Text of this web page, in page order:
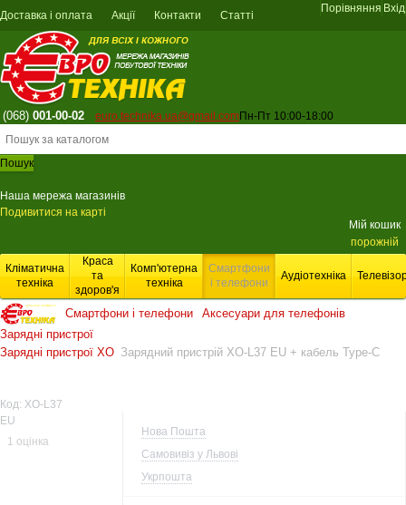
Доставка і оплата Акції Контакти Статті
Порівняння Вхід
(068) 001-00-02 euro.technika.ua@gmail.comПн-Пт 10:00-18:00
Пошук
Наша мережа магазинів
Подивитися на карті
Мій кошик
порожній
Кліматична
техніка
Краса
та
здоров'я
Комп'ютерна
техніка
Смартфони
і телефони
Аудіотехніка
Смартфони і телефони
Аксесуари для телефонів
Зарядні пристрої
Зарядні пристрої XO Зарядний пристрій XO-L37 EU + кабель Type-C
Нова Пошта
Самовивіз у Львові
Укрпошта
Код: XO-L37
EU
1 оцінка